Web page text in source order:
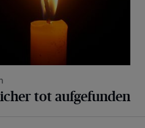
tot aufgefunden